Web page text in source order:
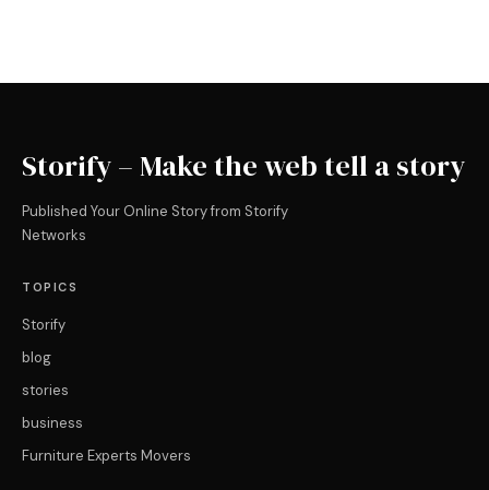
Storify – Make the web tell a story
Published Your Online Story from Storify
Networks
TOPICS
Storify
blog
stories
business
Furniture Experts Movers